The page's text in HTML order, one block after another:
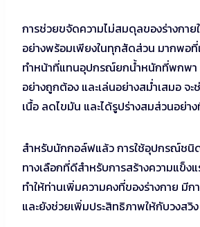
การช่วยขจัดความไม่สมดุลของร่างกาย
อย่างพร้อมเพียงในทุกสัดส่วน มากพอที่
ทำหน้าที่แทนอุปกรณ์ยกน้ำหนักที่พกพา
อย่างถูกต้อง และเล่นอย่างสม่ำเสมอ จ
เนื้อ ลดไขมัน และได้รูปร่างสมส่วนอย่า
สำหรับนักกอล์ฟแล้ว การใช้อุปกรณ์ชนิ
ทางเลือกที่ดีสำหรับการสร้างความแข็ง
ทำให้ท่านเพิ่มความคงที่ของร่างกาย มีก
และยังช่วยเพิ่มประสิทธิภาพให้กับวงส